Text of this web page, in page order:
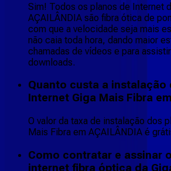
Sim! Todos os planos de Internet
AÇAILÂNDIA são fibra ótica de
com que a velocidade seja mais
não caia toda hora, dando maior
chamadas de vídeos e para
downloads.
Quanto custa a instalação
Internet Giga Mais Fibra
O valor da taxa de instalação dos
Mais Fibra em AÇAILÂNDIA é
Como contratar e assinar
internet fibra óptica da